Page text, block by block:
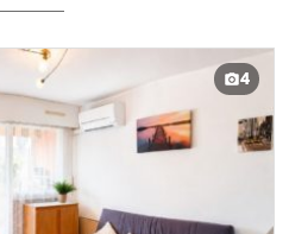
4